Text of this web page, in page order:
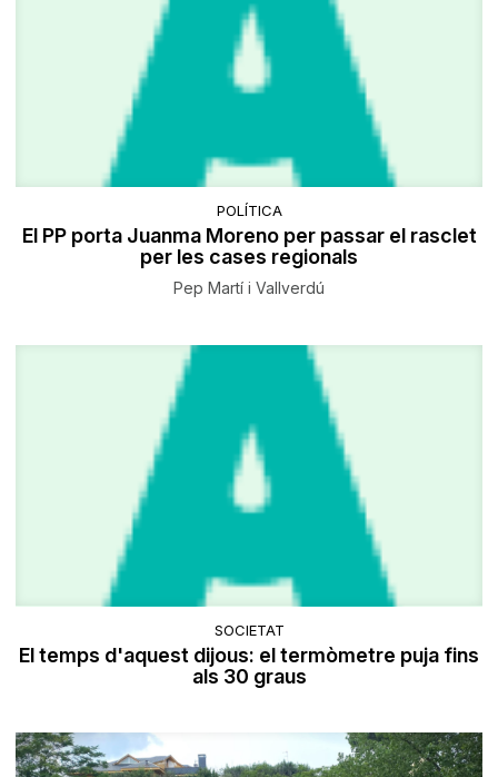
POLÍTICA
El PP porta Juanma Moreno per passar el rasclet
per les cases regionals
Pep Martí i Vallverdú
SOCIETAT
El temps d'aquest dijous: el termòmetre puja fins
als 30 graus